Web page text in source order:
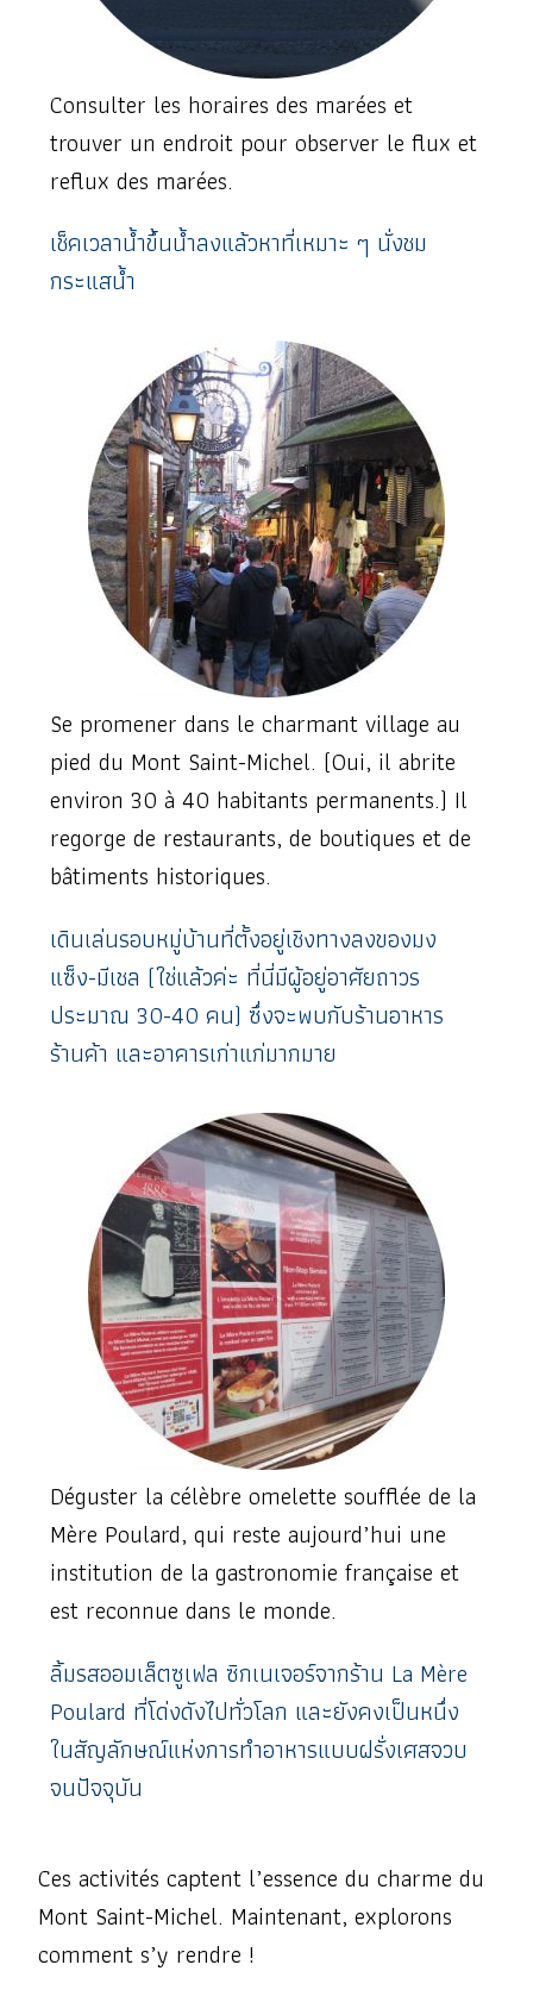
Consulter les horaires des marées et
trouver un endroit pour observer le flux et
reflux des marées.
เช็คเวลาน้ำขึ้นน้ำลงแล้วหาที่เหมาะ ๆ นั่งชม
กระแสน้ำ
Se promener dans le charmant village au
pied du Mont Saint-Michel. (Oui, il abrite
environ 30 à 40 habitants permanents.) Il
regorge de restaurants, de boutiques et de
bâtiments historiques.
เดินเล่นรอบหมู่บ้านที่ตั้งอยู่เชิงทางลงของมง
แซ็ง-มีเชล (ใช่แล้วค่ะ ที่นี่มีผู้อยู่อาศัยถาวร
ประมาณ 30-40 คน) ซึ่งจะพบกับร้านอาหาร
ร้านค้า และอาคารเก่าแก่มากมาย
Déguster la célèbre omelette soufflée de la
Mère Poulard, qui reste aujourd’hui une
institution de la gastronomie française et
est reconnue dans le monde.
ลิ้มรสออมเล็ตซูเฟล ซิกเนเจอร์จากร้าน La Mère
Poulard ที่โด่งดังไปทั่วโลก และยังคงเป็นหนึ่ง
ในสัญลักษณ์แห่งการทำอาหารแบบฝรั่งเศสจวบ
จนปัจจุบัน
Ces activités captent l’essence du charme du
Mont Saint-Michel. Maintenant, explorons
comment s’y rendre !